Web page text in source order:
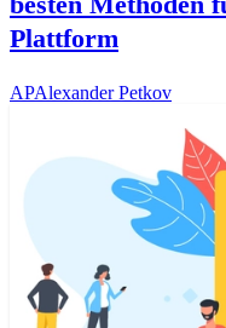
Plattform
APAlexander Petkov